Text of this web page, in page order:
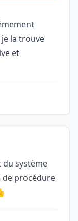
je la trouve
et
du système
de procédure